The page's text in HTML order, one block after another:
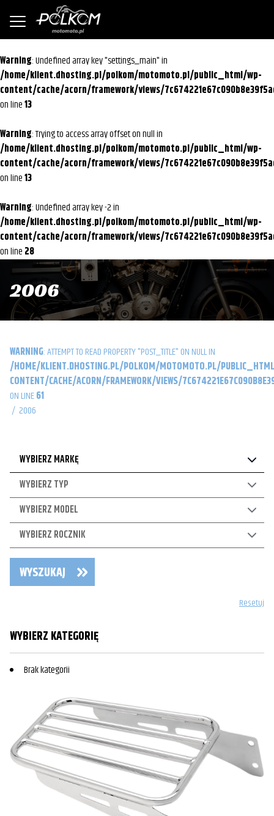
Warning : Undefined array key "settings_main" in
/home/klient.dhosting.pl/polkom/motomoto.pl/public_html/wp-
content/cache/acorn/framework/views/
on line13
Warning : Trying to access array offset on null in
/home/klient.dhosting.pl/polkom/motomoto.pl/public_html/wp-
content/cache/acorn/framework/views/
on line13
Warning : Undefined array key -2 in
/home/klient.dhosting.pl/polkom/motomoto.pl/public_html/wp-
content/cache/acorn/framework/views/
on line 28
2006
WARNING : ATTEMPT TO READ PROPERTY "POST_TITLE" ON NULL IN
/HOME/KLIENT.DHOSTING.PL/POLKOM/MOTOMOTO.PL/
CONTENT/CACHE/ACORN/FRAMEWORK/VIEWS/
ON LINE61
/ 2006
WYBIERZ MARKĘ
WYBIERZ TYP
WYBIERZ MODEL
WYBIERZ ROCZNIK
WYSZUKAJ
Resetuj
WYBIERZ KATEGORIĘ
Brak kategorii